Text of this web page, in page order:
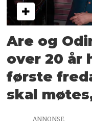
Are og
over 20 år
første
skal
ANNONSE